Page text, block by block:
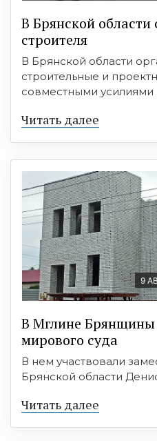
В Брянской
строителя
В Брянской области
строительные и
совместными усилиями
Читать далее
9
В Мглине Брянщины
мирового суда
В нем участвовали
Брянской области
Читать далее